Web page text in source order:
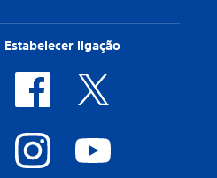
Estabelecer ligação